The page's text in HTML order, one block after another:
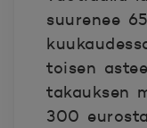
suurenee
toisen
takauksen
300